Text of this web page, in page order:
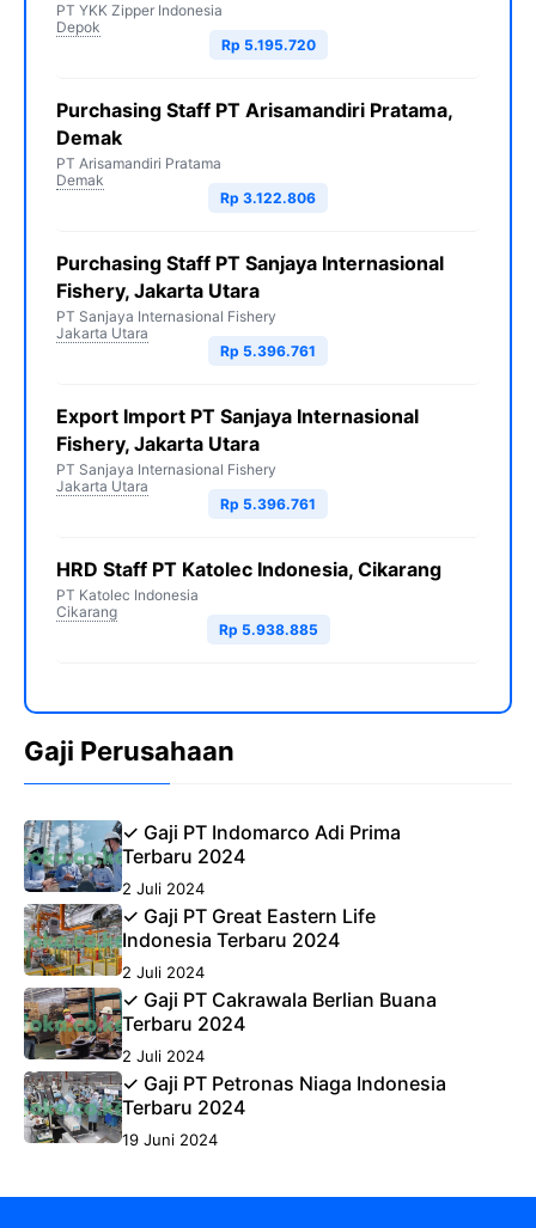
PT YKK Zipper Indonesia
Depok
Rp 5.195.720
Purchasing Staff PT Arisamandiri Pratama,
Demak
PT Arisamandiri Pratama
Demak
Rp 3.122.806
Purchasing Staff PT Sanjaya Internasional
Fishery, Jakarta Utara
PT Sanjaya Internasional Fishery
Jakarta Utara
Rp 5.396.761
Export Import PT Sanjaya Internasional
Fishery, Jakarta Utara
PT Sanjaya Internasional Fishery
Jakarta Utara
Rp 5.396.761
HRD Staff PT Katolec Indonesia, Cikarang
PT Katolec Indonesia
Cikarang
Rp 5.938.885
Gaji Perusahaan
✓ Gaji PT Indomarco Adi Prima
Terbaru 2024
2 Juli 2024
✓ Gaji PT Great Eastern Life
Indonesia Terbaru 2024
2 Juli 2024
✓ Gaji PT Cakrawala Berlian Buana
Terbaru 2024
2 Juli 2024
✓ Gaji PT Petronas Niaga Indonesia
Terbaru 2024
19 Juni 2024